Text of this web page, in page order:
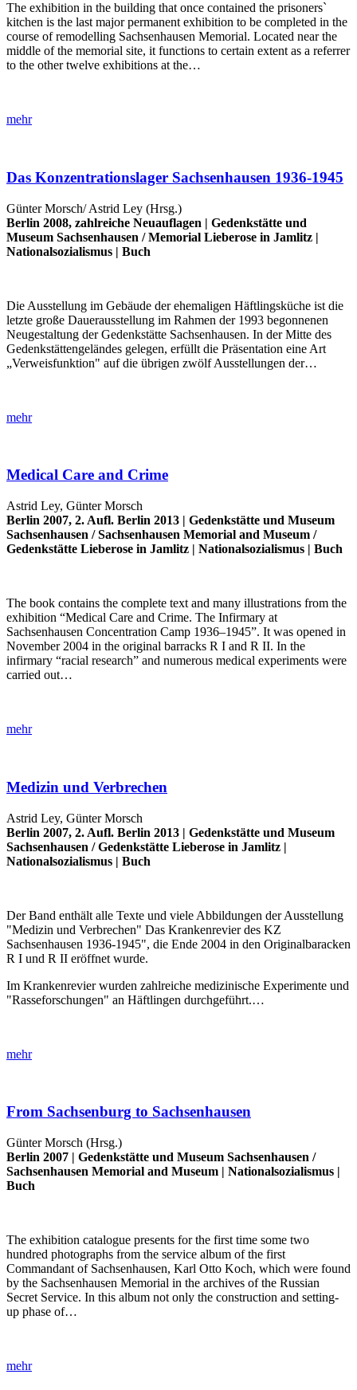
The exhibition in the building that once contained the prisoners`
kitchen is the last major permanent exhibition to be completed in the
course of remodelling Sachsenhausen Memorial. Located near the
middle of the memorial site, it functions to certain extent as a referrer
to the other twelve exhibitions at the…
mehr
Das Konzentrationslager Sachsenhausen 1936-1945
Günter Morsch/ Astrid Ley (Hrsg.)
Berlin 2008, zahlreiche Neuauflagen | Gedenkstätte und
Museum Sachsenhausen /Memorial Lieberose in Jamlitz |
Nationalsozialismus | Buch
Die Ausstellung im Gebäude der ehemaligen Häftlingsküche ist die
letzte große Dauerausstellung im Rahmen der 1993 begonnenen
Neugestaltung der Gedenkstätte Sachsenhausen. In der Mitte des
Gedenkstättengeländes gelegen, erfüllt die Präsentation eine Art
„Verweisfunktion" auf die übrigen zwölf Ausstellungen der…
mehr
Medical Care and Crime
Astrid Ley, Günter Morsch
Berlin 2007, 2. Aufl. Berlin 2013 | Gedenkstätte und Museum
Sachsenhausen /Sachsenhausen Memorial and Museum /
Gedenkstätte Lieberose in Jamlitz | Nationalsozialismus | Buch
The book contains the complete text and many illustrations from the
exhibition “Medical Care and Crime. The Infirmary at
Sachsenhausen Concentration Camp 1936–1945”. It was opened in
November 2004 in the original barracks R I and R II. In the
infirmary “racial research” and numerous medical experiments were
carried out…
mehr
Medizin und Verbrechen
Astrid Ley, Günter Morsch
Berlin 2007, 2. Aufl. Berlin 2013 | Gedenkstätte und Museum
Sachsenhausen /Gedenkstätte Lieberose in Jamlitz |
Nationalsozialismus | Buch
Der Band enthält alle Texte und viele Abbildungen der Ausstellung
"Medizin und Verbrechen" Das Krankenrevier des KZ
Sachsenhausen 1936-1945", die Ende 2004 in den Originalbaracken
R I und R II eröffnet wurde.
Im Krankenrevier wurden zahlreiche medizinische Experimente und
"Rasseforschungen" an Häftlingen durchgeführt.…
mehr
From Sachsenburg to Sachsenhausen
Günter Morsch (Hrsg.)
Berlin 2007 | Gedenkstätte und Museum Sachsenhausen /
Sachsenhausen Memorial and Museum | Nationalsozialismus |
Buch
The exhibition catalogue presents for the first time some two
hundred photographs from the service album of the first
Commandant of Sachsenhausen, Karl Otto Koch, which were found
by the Sachsenhausen Memorial in the archives of the Russian
Secret Service. In this album not only the construction and setting-
up phase of…
mehr